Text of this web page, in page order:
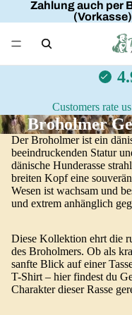
Zahlung auch per
Customers rate
Broholmer
Der Broholmer ist ein
beeindruckenden Statur
dänische Hunderasse
breiten Kopf eine
Wesen ist wachsam und
und extrem anhänglich
Diese Kollektion ehrt die
des Broholmers. Ob als
sanfte Blick auf einer
T-Shirt – hier findest du
Charakter dieser Rasse